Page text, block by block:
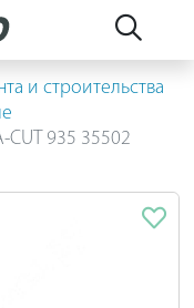
и строительства
CUT 935 35502